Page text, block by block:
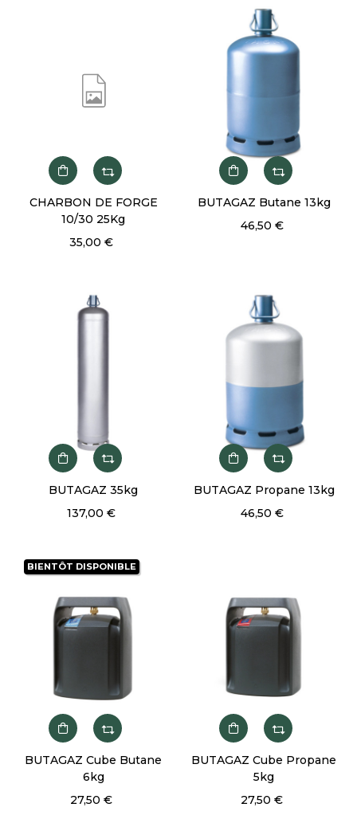
CHARBON DE FORGE
10/30 25Kg
35,00 €
BUTAGAZ Butane 13kg
46,50 €
BUTAGAZ 35kg
137,00 €
BUTAGAZ Propane 13kg
46,50 €
BIENTÔT DISPONIBLE
BUTAGAZ Cube Butane
6kg
27,50 €
BUTAGAZ Cube Propane
5kg
27,50 €